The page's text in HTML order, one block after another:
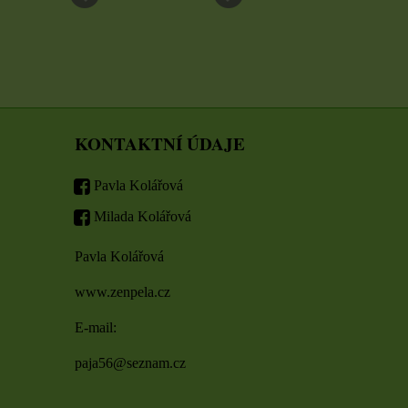
KONTAKTNÍ ÚDAJE
Pavla Kolářová
Milada Kolářová
Pavla Kolářová
www.zenpela.cz
E-mail:
paja56@seznam.cz